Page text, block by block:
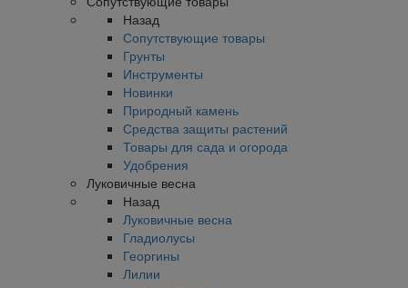
Назад
Сопутствующие товары
Грунты
Инструменты
Новинки
Природный камень
Средства защиты растений
Товары для сада и огорода
Удобрения
Луковичные весна
Назад
Луковичные весна
Гладиолусы
Георгины
Лилии